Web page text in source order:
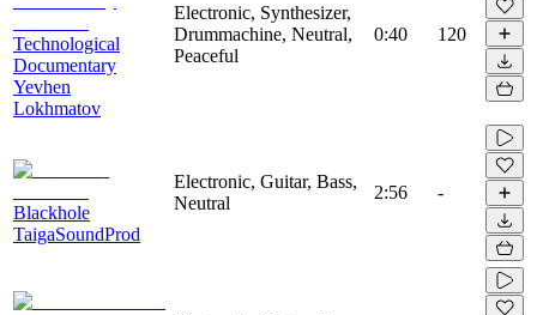
Technological
Documentary
Yevhen
Lokhmatov
Electronic, Synthesizer,
Drummachine, Neutral,
Peaceful
0:40 120
Blackhole
TaigaSoundProd
Electronic, Guitar, Bass,
Neutral
2:56 -